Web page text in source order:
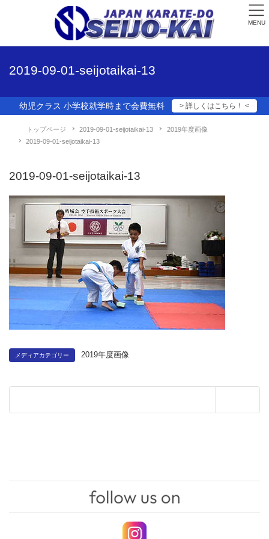
2019-09-01-seijotaikai-13
幼児クラス 小学校就学時まで会費無料 > 詳しくはこちら！ <
トップページ 2019-09-01-seijotaikai-13
2019年度画像
2019-09-01-seijotaikai-13
2019-09-01-seijotaikai-13
メディアカテゴリー 2019年度画像
MENU